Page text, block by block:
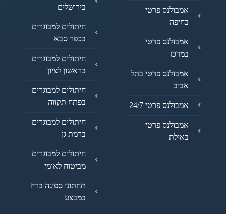
אמבולנס פרטי
בחיפה
אמבולנס פרטי
במרכז
אמבולנס פרטי בתל
אביב
אמבולנס פרטי 24/7
אמבולנס פרטי
באילת
בירושלים
חיתולים למבוגרים
בכפר סבא
חיתולים למבוגרים
בראשון לציון
חיתולים למבוגרים
בפתח תקווה
חיתולים למבוגרים
ברמת גן
חיתולים למבוגרים
מביטוח לאומי
תחתוני ספיגה בריז
במבצע